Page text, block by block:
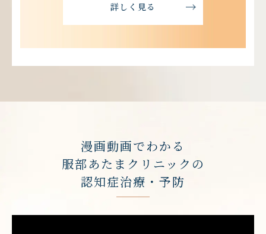
詳しく見る
漫画動画でわかる
服部あたまクリニックの
認知症治療・予防